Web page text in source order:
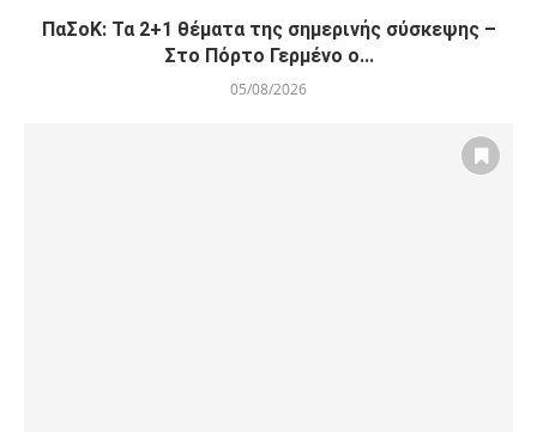
ΠαΣοΚ: Τα 2+1 θέματα της σημερινής σύσκεψης –
Στο Πόρτο Γερμένο ο...
05/08/2026